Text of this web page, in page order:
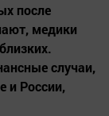
после
медики
случаи,
и России,